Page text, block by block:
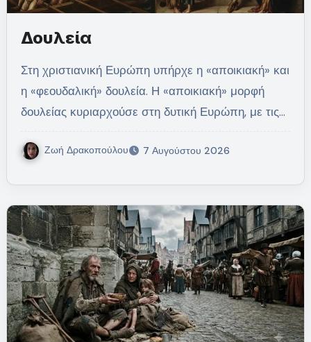
Δουλεία
Στη χριστιανική Ευρώπη υπήρχε η «αποικιακή» και
η «φεουδαλική» δουλεία. Η «αποικιακή» μορφή
δουλείας κυριαρχούσε στη δυτική Ευρώπη, με τις…
Ζωή Δρακοπούλου 7 Αυγούστου 2026